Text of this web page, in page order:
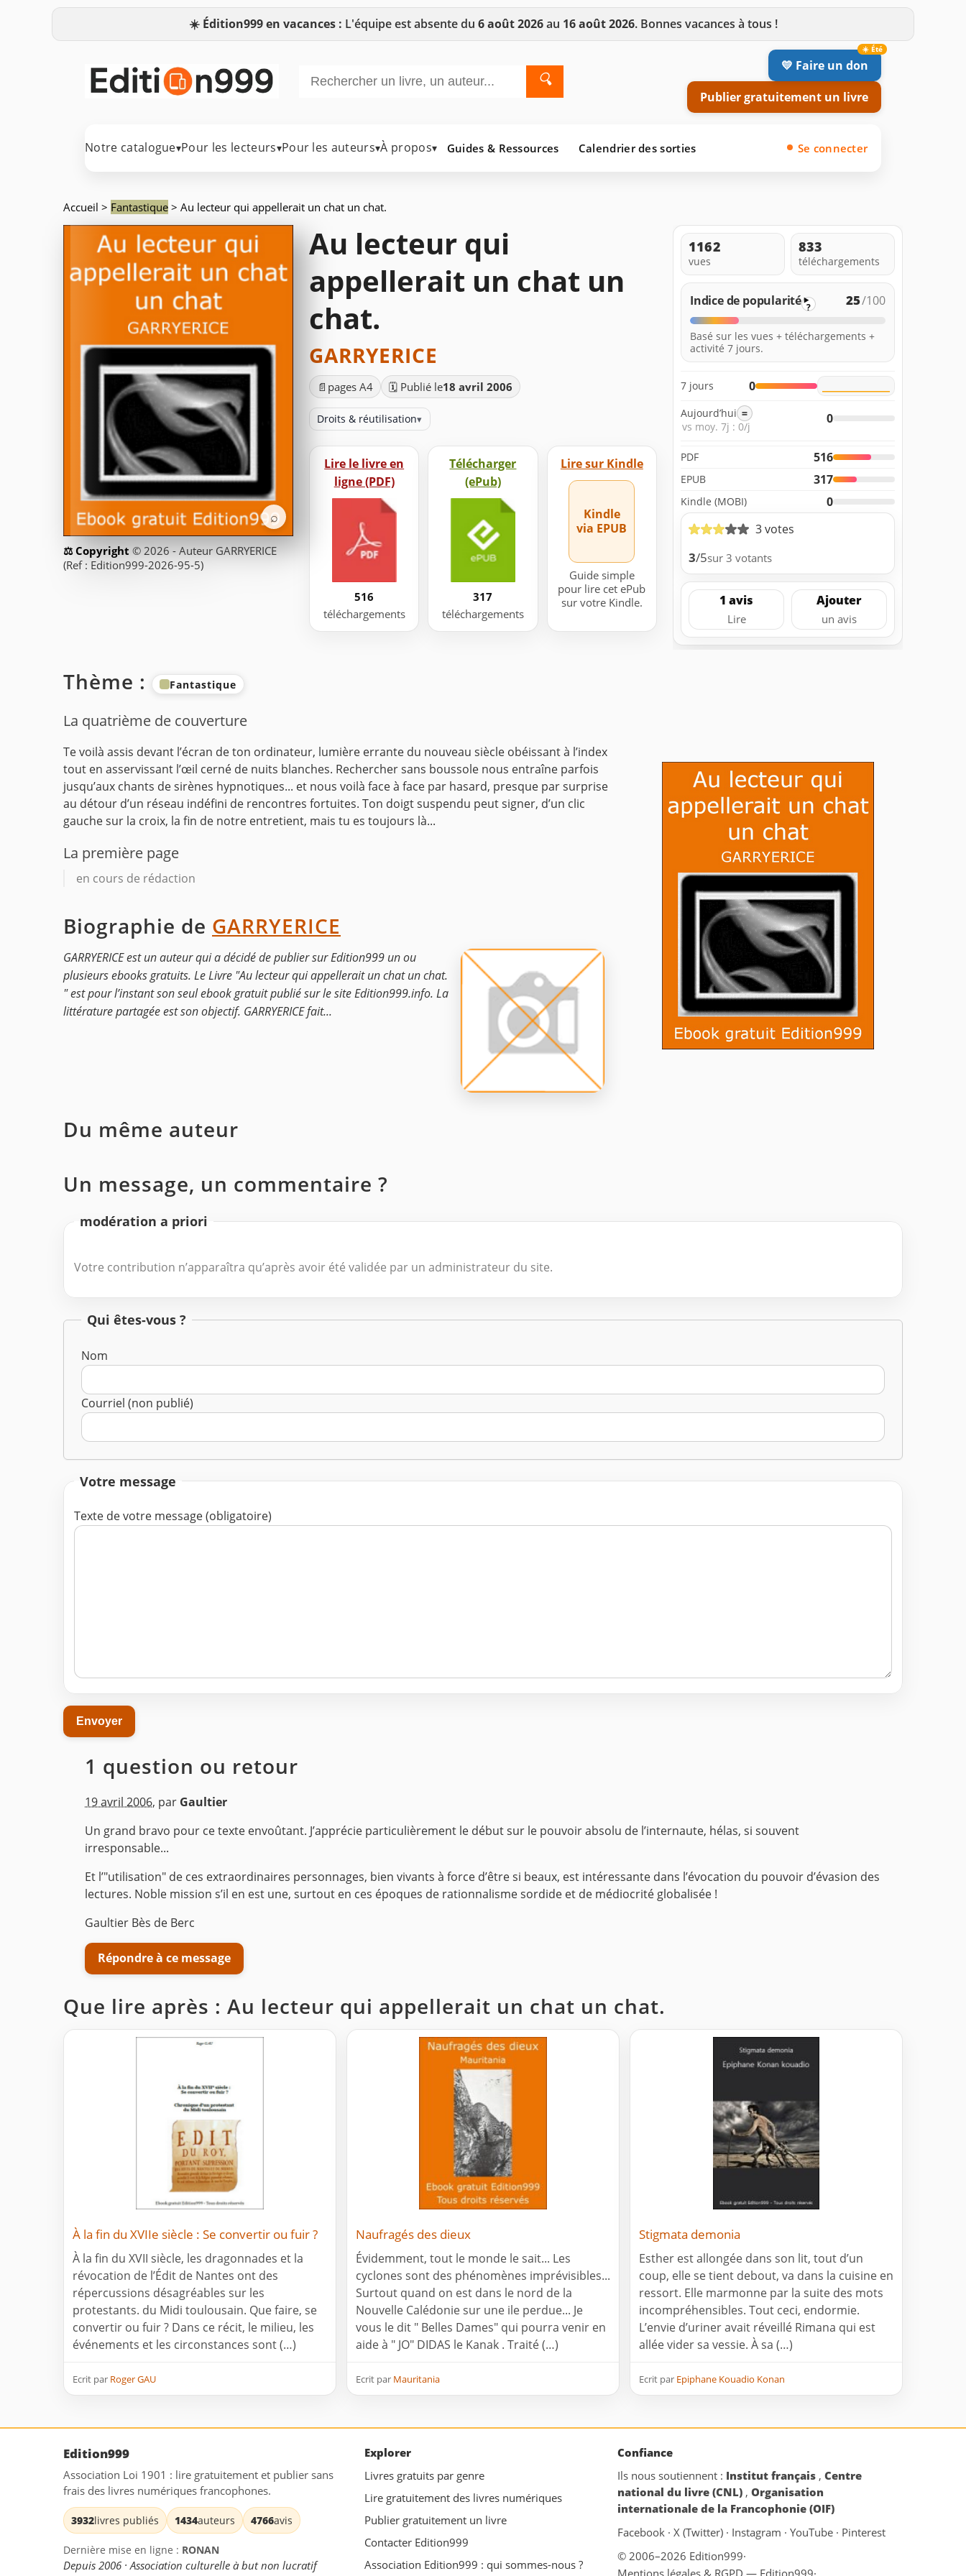
☀️ Édition999 en vacances : L'équipe est absente du 6 août 2026au 16 août 2026. Bonnes vacances à tous !
🔍
💛 Faire un don
Publier gratuitement un livre
Notre catalogue▾Pour les lecteurs▾Pour les auteurs▾À propos▾ Guides & Ressources Calendrier des sorties Se connecter
Accueil > Fantastique > Au lecteur qui appellerait un chat un chat.
⌕
© 2026 - Auteur GARRYERICE
(Ref : Edition999-2026-95-5)
Au lecteur qui
appellerait un chat un
chat.
GARRYERICE
📄 pages A4 🗓️ Publié le18 avril 2006
Droits & réutilisation▾
Lire le livre en
ligne (PDF)
516
téléchargements
Télécharger
(ePub)
317
téléchargements
Lire sur Kindle
Kindle
via EPUB
Guide simple
pour lire cet ePub
sur votre Kindle.
1162
vues
833
téléchargements
Indice de popularité ? 25/100
Basé sur les vues + téléchargements +
activité 7 jours.
7 jours 0
Aujourd’hui =
vs moy. 7j : 0/j
0
PDF 516
EPUB 317
Kindle (MOBI)
0
3 votes
3/5sur 3 votants
1 avis
Lire
Ajouter
un avis
Thème : Fantastique
La quatrième de couverture
Te voilà assis devant l’écran de ton ordinateur, lumière errante du nouveau siècle obéissant à l’index
tout en asservissant l’œil cerné de nuits blanches. Rechercher sans boussole nous entraîne parfois
jusqu’aux chants de sirènes hypnotiques... et nous voilà face à face par hasard, presque par surprise
au détour d’un réseau indéfini de rencontres fortuites. Ton doigt suspendu peut signer, d’un clic
gauche sur la croix, la fin de notre entretient, mais tu es toujours là...
La première page
en cours de rédaction
Biographie de GARRYERICE
GARRYERICE est un auteur qui a décidé de publier sur Edition999 un ou
plusieurs ebooks gratuits. Le Livre "Au lecteur qui appellerait un chat un chat.
" est pour l’instant son seul ebook gratuit publié sur le site Edition999.info. La
littérature partagée est son objectif. GARRYERICE fait...
Du même auteur
Un message, un commentaire ?
modération a priori
Votre contribution n’apparaîtra qu’après avoir été validée par un administrateur du site.
Qui êtes-vous ?
Nom
Courriel (non publié)
Votre message
Texte de votre message (obligatoire)
1 question ou retour
19 avril 2006, par Gaultier
Un grand bravo pour ce texte envoûtant. J’apprécie particulièrement le début sur le pouvoir absolu de l’internaute, hélas, si souvent
irresponsable...
Et l’"utilisation" de ces extraordinaires personnages, bien vivants à force d’être si beaux, est intéressante dans l’évocation du pouvoir d’évasion des
lectures. Noble mission s’il en est une, surtout en ces époques de rationnalisme sordide et de médiocrité globalisée !
Gaultier Bès de Berc
Répondre à ce message
Que lire après : Au lecteur qui appellerait un chat un chat.
À la fin du XVIIe siècle : Se convertir ou fuir ?
À la fin du XVII siècle, les dragonnades et la
révocation de l’Édit de Nantes ont des
répercussions désagréables sur les
protestants. du Midi toulousain. Que faire, se
convertir ou fuir ? Dans ce récit, le milieu, les
événements et les circonstances sont (…)
Ecrit par Roger GAU
Naufragés des dieux
Évidemment, tout le monde le sait... Les
cyclones sont des phénomènes imprévisibles...
Surtout quand on est dans le nord de la
Nouvelle Calédonie sur une ile perdue... Je
vous le dit " Belles Dames" qui pourra venir en
aide à " JO" DIDAS le Kanak . Traité (…)
Ecrit par Mauritania
Stigmata demonia
Esther est allongée dans son lit, tout d’un
coup, elle se tient debout, va dans la cuisine en
ressort. Elle marmonne par la suite des mots
incompréhensibles. Tout ceci, endormie.
L’envie d’uriner avait réveillé Rimana qui est
allée vider sa vessie. À sa (…)
Ecrit par Epiphane Kouadio Konan
Edition999
Association Loi 1901 : lire gratuitement et publier sans
frais des livres numériques francophones.
3932livres publiés 1434auteurs 4766avis
Dernière mise en ligne : RONAN
Depuis 2006 · Association culturelle à but non lucratif
Explorer
Livres gratuits par genre
Lire gratuitement des livres numériques
Publier gratuitement un livre
Contacter Edition999
Association Edition999 : qui sommes-nous ?
Confiance
Ils nous soutiennent : Institut français ,Centre
national du livre (CNL) ,Organisation
internationale de la Francophonie (OIF)
Facebook · X (Twitter) · Instagram · YouTube · Pinterest
© 2006–2026 Edition999·
Mentions légales & RGPD — Edition999·